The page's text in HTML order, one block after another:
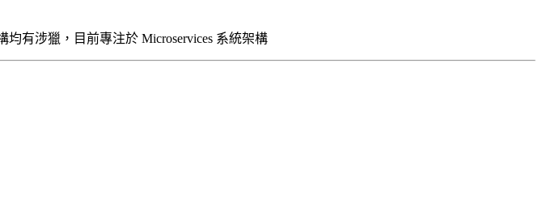
有涉獵，目前專注於 Microservices 系統架構